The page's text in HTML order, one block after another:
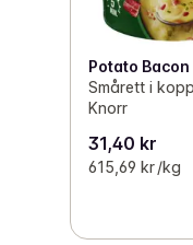
Potato Bacon
Smårett i
Knorr
31,40 kr
615,69 kr /kg